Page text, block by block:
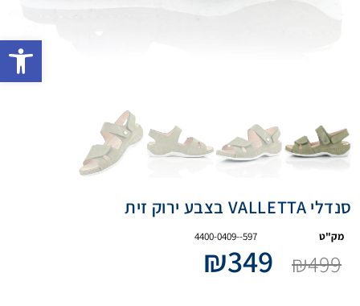
סנדלי VALLETTA בצבע ירוק זית
מק"ט 4400-0409--597
₪499
₪349